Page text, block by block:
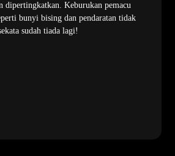
dipertingkatkan. Keburukan pemacu
bunyi bising dan pendaratan tidak
sudah tiada lagi!